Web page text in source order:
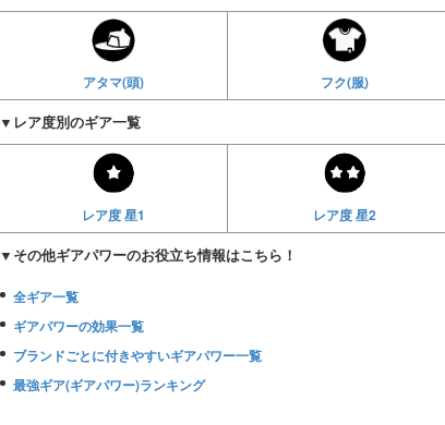
アタマ(頭) フク(服)
▼レア度別のギア一覧
レア度 星1 レア度 星2
▼その他ギアパワーのお役立ち情報はこちら！
全ギア一覧
ギアパワーの効果一覧
ブランドごとに付きやすいギアパワー一覧
最強ギア(ギアパワー)ランキング